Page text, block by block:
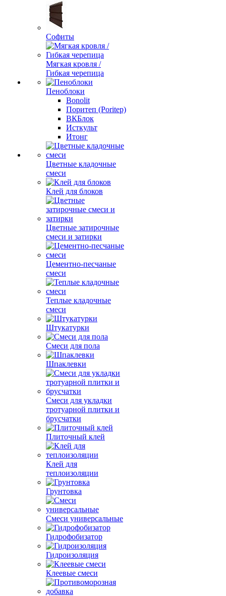
Софиты
Мягкая кровля /
Гибкая черепица
Пеноблоки
Bonolit
Поритеп (Poritep)
ВКБлок
Исткульт
Итонг
Цветные кладочные
смеси
Клей для блоков
Цветные затирочные
смеси и затирки
Цементно-песчаные
смеси
Теплые кладочные
смеси
Штукатурки
Смеси для пола
Шпаклевки
Смеси для укладки
тротуарной плитки и
брусчатки
Плиточный клей
Клей для
теплоизоляции
Грунтовка
Смеси универсальные
Гидрофобизатор
Гидроизоляция
Клеевые смеси